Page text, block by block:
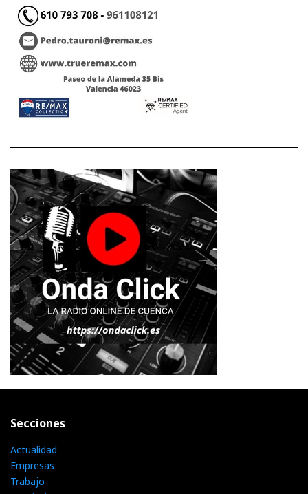
Secciones
Actualidad
Empresas
Trabajo